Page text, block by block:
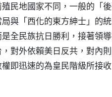
殖民地國家不同，一般的「
與「西化的東方紳士」的
全民族抗日勝利，接著領
對外依賴美日反共，對內
即迅速的為皇民階級所接